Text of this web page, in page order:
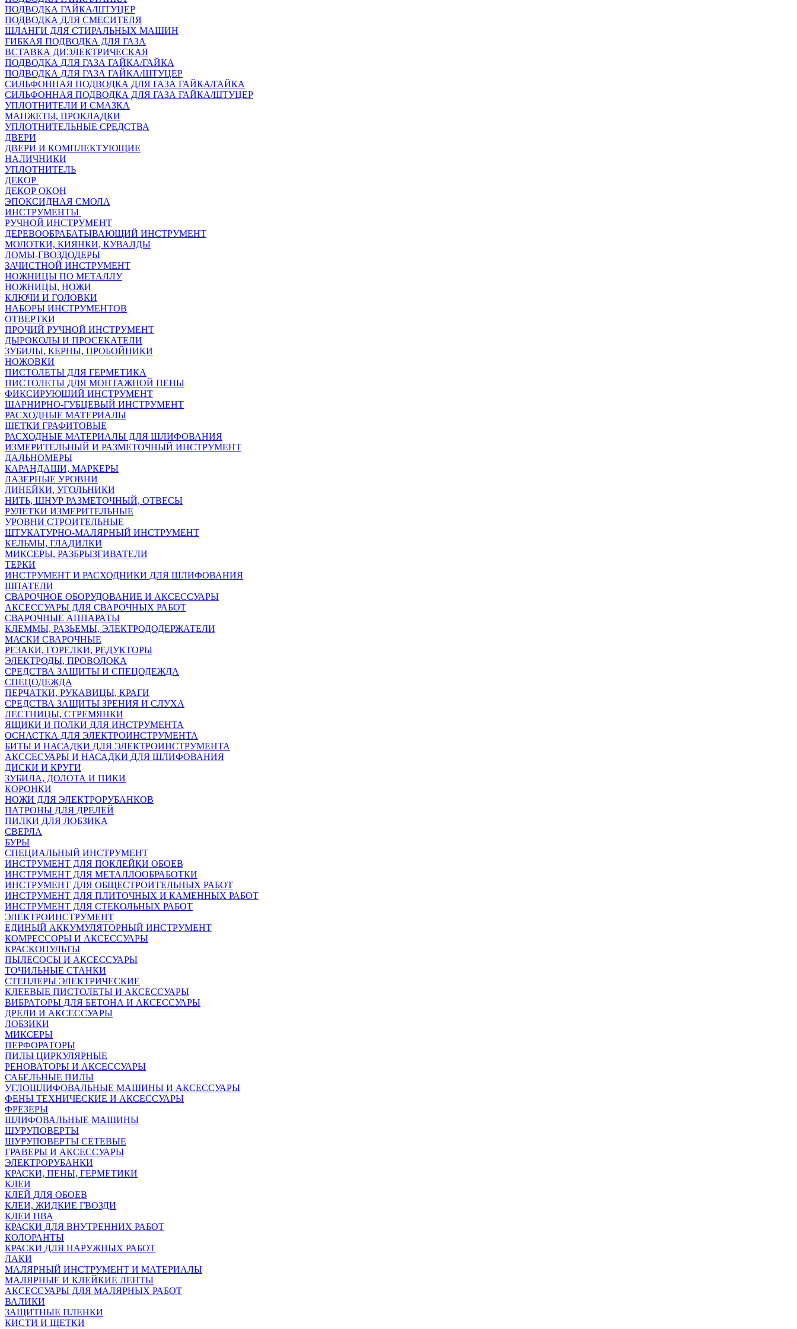
ПОДВОДКА ГАЙКА/ШТУЦЕР
ПОДВОДКА ДЛЯ СМЕСИТЕЛЯ
ШЛАНГИ ДЛЯ СТИРАЛЬНЫХ МАШИН
ГИБКАЯ ПОДВОДКА ДЛЯ ГАЗА
ВСТАВКА ДИЭЛЕКТРИЧЕСКАЯ
ПОДВОДКА ДЛЯ ГАЗА ГАЙКА/ГАЙКА
ПОДВОДКА ДЛЯ ГАЗА ГАЙКА/ШТУЦЕР
СИЛЬФОННАЯ ПОДВОДКА ДЛЯ ГАЗА ГАЙКА/ГАЙКА
СИЛЬФОННАЯ ПОДВОДКА ДЛЯ ГАЗА ГАЙКА/ШТУЦЕР
УПЛОТНИТЕЛИ И СМАЗКА
МАНЖЕТЫ, ПРОКЛАДКИ
УПЛОТНИТЕЛЬНЫЕ СРЕДСТВА
ДВЕРИ
ДВЕРИ И КОМПЛЕКТУЮЩИЕ
НАЛИЧНИКИ
УПЛОТНИТЕЛЬ
ДЕКОР
ДЕКОР ОКОН
ЭПОКСИДНАЯ СМОЛА
ИНСТРУМЕНТЫ
РУЧНОЙ ИНСТРУМЕНТ
ДЕРЕВООБРАБАТЫВАЮЩИЙ ИНСТРУМЕНТ
МОЛОТКИ, КИЯНКИ, КУВАЛДЫ
ЛОМЫ-ГВОЗДОДЕРЫ
ЗАЧИСТНОЙ ИНСТРУМЕНТ
НОЖНИЦЫ ПО МЕТАЛЛУ
НОЖНИЦЫ, НОЖИ
КЛЮЧИ И ГОЛОВКИ
НАБОРЫ ИНСТРУМЕНТОВ
ОТВЕРТКИ
ПРОЧИЙ РУЧНОЙ ИНСТРУМЕНТ
ДЫРОКОЛЫ И ПРОСЕКАТЕЛИ
ЗУБИЛЫ, КЕРНЫ, ПРОБОЙНИКИ
НОЖОВКИ
ПИСТОЛЕТЫ ДЛЯ ГЕРМЕТИКА
ПИСТОЛЕТЫ ДЛЯ МОНТАЖНОЙ ПЕНЫ
ФИКСИРУЮЩИЙ ИНСТРУМЕНТ
ШАРНИРНО-ГУБЦЕВЫЙ ИНСТРУМЕНТ
РАСХОДНЫЕ МАТЕРИАЛЫ
ЩЕТКИ ГРАФИТОВЫЕ
РАСХОДНЫЕ МАТЕРИАЛЫ ДЛЯ ШЛИФОВАНИЯ
ИЗМЕРИТЕЛЬНЫЙ И РАЗМЕТОЧНЫЙ ИНСТРУМЕНТ
ДАЛЬНОМЕРЫ
КАРАНДАШИ, МАРКЕРЫ
ЛАЗЕРНЫЕ УРОВНИ
ЛИНЕЙКИ, УГОЛЬНИКИ
НИТЬ, ШНУР РАЗМЕТОЧНЫЙ, ОТВЕСЫ
РУЛЕТКИ ИЗМЕРИТЕЛЬНЫЕ
УРОВНИ СТРОИТЕЛЬНЫЕ
ШТУКАТУРНО-МАЛЯРНЫЙ ИНСТРУМЕНТ
КЕЛЬМЫ, ГЛАДИЛКИ
МИКСЕРЫ, РАЗБРЫЗГИВАТЕЛИ
ТЕРКИ
ИНСТРУМЕНТ И РАСХОДНИКИ ДЛЯ ШЛИФОВАНИЯ
ШПАТЕЛИ
СВАРОЧНОЕ ОБОРУДОВАНИЕ И АКСЕССУАРЫ
АКСЕССУАРЫ ДЛЯ СВАРОЧНЫХ РАБОТ
СВАРОЧНЫЕ АППАРАТЫ
КЛЕММЫ, РАЗЬЕМЫ, ЭЛЕКТРОДОДЕРЖАТЕЛИ
МАСКИ СВАРОЧНЫЕ
РЕЗАКИ, ГОРЕЛКИ, РЕДУКТОРЫ
ЭЛЕКТРОДЫ, ПРОВОЛОКА
СРЕДСТВА ЗАЩИТЫ И СПЕЦОДЕЖДА
СПЕЦОДЕЖДА
ПЕРЧАТКИ, РУКАВИЦЫ, КРАГИ
СРЕДСТВА ЗАЩИТЫ ЗРЕНИЯ И СЛУХА
ЛЕСТНИЦЫ, СТРЕМЯНКИ
ЯЩИКИ И ПОЛКИ ДЛЯ ИНСТРУМЕНТА
ОСНАСТКА ДЛЯ ЭЛЕКТРОИНСТРУМЕНТА
БИТЫ И НАСАДКИ ДЛЯ ЭЛЕКТРОИНСТРУМЕНТА
АКССЕСУАРЫ И НАСАДКИ ДЛЯ ШЛИФОВАНИЯ
ДИСКИ И КРУГИ
ЗУБИЛА, ДОЛОТА И ПИКИ
КОРОНКИ
НОЖИ ДЛЯ ЭЛЕКТРОРУБАНКОВ
ПАТРОНЫ ДЛЯ ДРЕЛЕЙ
ПИЛКИ ДЛЯ ЛОБЗИКА
СВЕРЛА
БУРЫ
СПЕЦИАЛЬНЫЙ ИНСТРУМЕНТ
ИНСТРУМЕНТ ДЛЯ ПОКЛЕЙКИ ОБОЕВ
ИНСТРУМЕНТ ДЛЯ МЕТАЛЛООБРАБОТКИ
ИНСТРУМЕНТ ДЛЯ ОБЩЕСТРОИТЕЛЬНЫХ РАБОТ
ИНСТРУМЕНТ ДЛЯ ПЛИТОЧНЫХ И КАМЕННЫХ РАБОТ
ИНСТРУМЕНТ ДЛЯ СТЕКОЛЬНЫХ РАБОТ
ЭЛЕКТРОИНСТРУМЕНТ
ЕДИНЫЙ АККУМУЛЯТОРНЫЙ ИНСТРУМЕНТ
КОМРЕССОРЫ И АКСЕССУАРЫ
КРАСКОПУЛЬТЫ
ПЫЛЕСОСЫ И АКСЕССУАРЫ
ТОЧИЛЬНЫЕ СТАНКИ
СТЕПЛЕРЫ ЭЛЕКТРИЧЕСКИЕ
КЛЕЕВЫЕ ПИСТОЛЕТЫ И АКСЕССУАРЫ
ВИБРАТОРЫ ДЛЯ БЕТОНА И АКСЕССУАРЫ
ДРЕЛИ И АКСЕССУАРЫ
ЛОБЗИКИ
МИКСЕРЫ
ПЕРФОРАТОРЫ
ПИЛЫ ЦИРКУЛЯРНЫЕ
РЕНОВАТОРЫ И АКСЕССУАРЫ
САБЕЛЬНЫЕ ПИЛЫ
УГЛОШЛИФОВАЛЬНЫЕ МАШИНЫ И АКСЕССУАРЫ
ФЕНЫ ТЕХНИЧЕСКИЕ И АКСЕССУАРЫ
ФРЕЗЕРЫ
ШЛИФОВАЛЬНЫЕ МАШИНЫ
ШУРУПОВЕРТЫ
ШУРУПОВЕРТЫ СЕТЕВЫЕ
ГРАВЕРЫ И АКСЕССУАРЫ
ЭЛЕКТРОРУБАНКИ
КРАСКИ, ПЕНЫ, ГЕРМЕТИКИ
КЛЕИ
КЛЕЙ ДЛЯ ОБОЕВ
КЛЕИ, ЖИДКИЕ ГВОЗДИ
КЛЕИ ПВА
КРАСКИ ДЛЯ ВНУТРЕННИХ РАБОТ
КОЛОРАНТЫ
КРАСКИ ДЛЯ НАРУЖНЫХ РАБОТ
ЛАКИ
МАЛЯРНЫЙ ИНСТРУМЕНТ И МАТЕРИАЛЫ
МАЛЯРНЫЕ И КЛЕЙКИЕ ЛЕНТЫ
АКСЕССУАРЫ ДЛЯ МАЛЯРНЫХ РАБОТ
ВАЛИКИ
ЗАЩИТНЫЕ ПЛЕНКИ
КИСТИ И ЩЕТКИ